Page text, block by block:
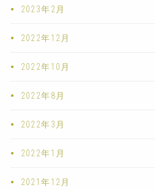
2023年2月
2022年12月
2022年10月
2022年8月
2022年3月
2022年1月
2021年12月